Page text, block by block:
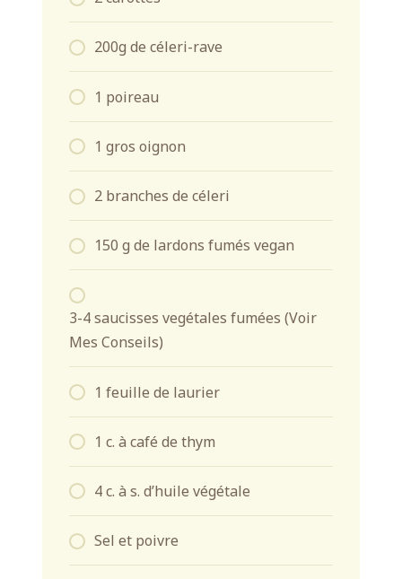
200g de céleri-rave
1 poireau
1 gros oignon
2 branches de céleri
150 g de lardons fumés vegan
3-4 saucisses vegétales fumées (Voir
Mes Conseils)
1 feuille de laurier
1 c. à café de thym
4 c. à s. d’huile végétale
Sel et poivre